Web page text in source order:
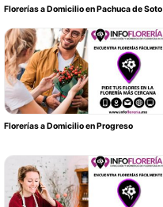
Florerías a Domicilio en Pachuca de Soto
Florerías a Domicilio en Progreso